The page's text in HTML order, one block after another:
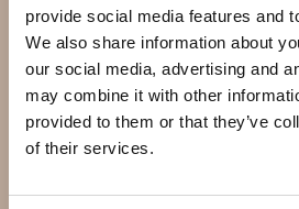
provide social media features and
We also share information about
our social media, advertising and
may combine it with other
provided to them or that they’ve
of their services.
Alle Breitlings ure er produceret i
hovedsagelig schweiziske
er ofte indkøbt fra ETA og
udsmykket i Breitlings egne
urværker som benyttes i
Breitling en såkaldt manufacture,